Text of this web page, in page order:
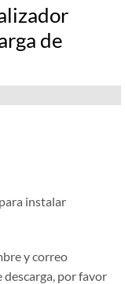
de
instalar
y correo
descarga, por favor